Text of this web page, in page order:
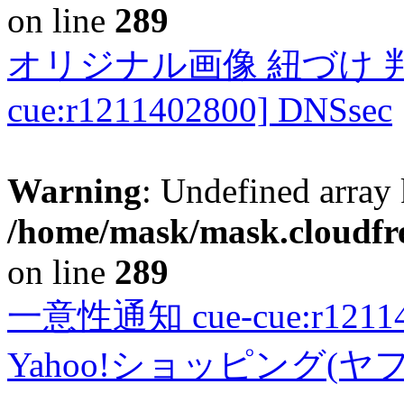
on line 289
オリジナル画像 紐づけ
cue:r1211402800] DNSsec
Warning: Undefined
/home/mask/
on line 289
一意性通知 cue-
Yahoo!ショッピング(ヤ